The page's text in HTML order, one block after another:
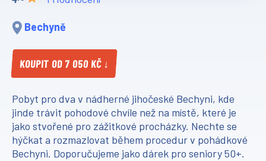
Bechyně
KOUPIT OD 7 050 KČ ↓
Pobyt pro dva v nádherné jihočeské Bechyni, kde
jinde trávit pohodové chvíle než na místě, které je
jako stvořené pro zážitkové procházky. Nechte se
hýčkat a rozmazlovat během procedur v pohádkové
Bechyni. Doporučujeme jako dárek pro seniory 50+.